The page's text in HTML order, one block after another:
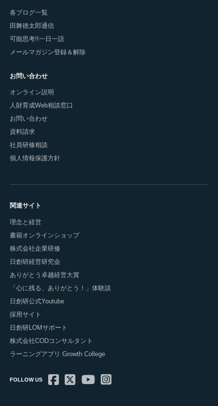
各ブログ一覧
田舞徳太郎通信
可能思考!!一日一語
メールマガジン登録＆解除
お問い合わせ
オンライン説明
人財育成Web相談窓口
お問い合わせ
資料請求
社員研修相談
個人情報保護方針
関連サイト
理念と経営
書籍オンラインショップ
株式会社企業研修
日創研経営研究会
ありがとう卓越経営大賞
「心に残る、ありがとう！」体験談
日創研公式Youtube
採用サイト
日創研LOMサポート
株式会社CODコンサルタント
ラーニングアプリ Growth College
FOLLOW US